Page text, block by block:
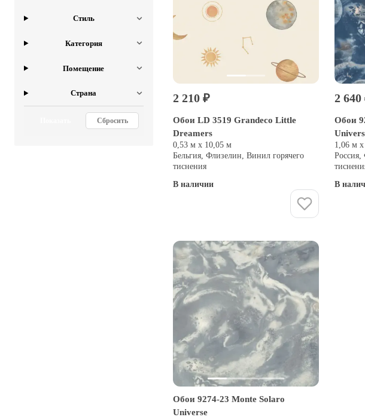
Стиль
Категория
Помещение
Страна
Сбросить
2 210 ₽
Обои LD 3519 Grandeco Little
Dreamers
0,53 м х 10,05 м
Бельгия, Флизелин, Винил горячего
тиснения
В наличии
2 640
Обои
1,06 м
Россия,
В
Обои 9274-23 Monte Solaro
Universe